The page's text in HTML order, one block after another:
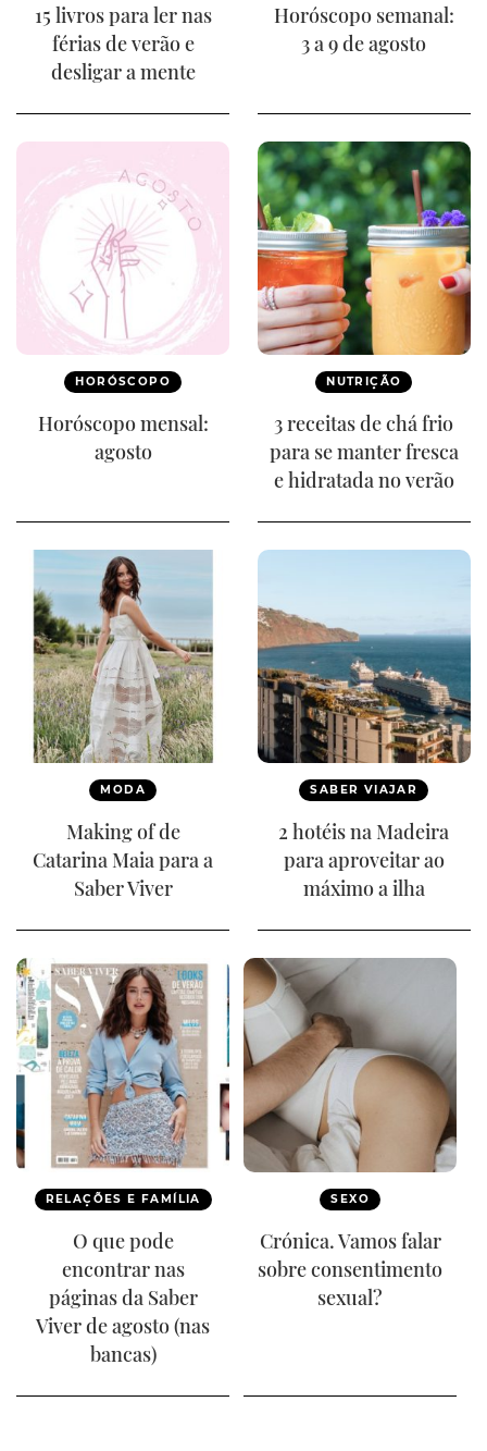
15 livros para ler nas
férias de verão e
desligar a mente
Horóscopo semanal:
3 a 9 de agosto
HORÓSCOPO
Horóscopo mensal:
agosto
NUTRIÇÃO
3 receitas de chá frio
para se manter fresca
e hidratada no verão
MODA
Making of de
Catarina Maia para a
Saber Viver
SABER VIAJAR
2 hotéis na Madeira
para aproveitar ao
máximo a ilha
RELAÇÕES E FAMÍLIA
O que pode
encontrar nas
páginas da Saber
Viver de agosto (nas
bancas)
SEXO
Crónica. Vamos falar
sobre consentimento
sexual?